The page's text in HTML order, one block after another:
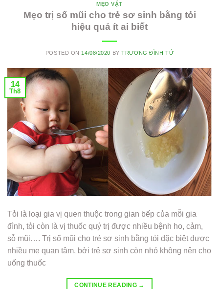
MẸO VẶT
Mẹo trị sổ mũi cho trẻ sơ sinh bằng tỏi
hiệu quả ít ai biết
POSTED ON 14/08/2020 BYTRƯƠNG ĐÌNH TỨ
14
Th8
Tỏi là loại gia vị quen thuộc trong gian bếp của mỗi gia
đình, tỏi còn là vị thuốc quý trị được nhiều bệnh ho, cảm,
sỗ mũi…. Trị sổ mũi cho trẻ sơ sinh bằng tỏi đặc biệt được
nhiều mẹ quan tâm, bởi trẻ sơ sinh còn nhỏ không nên cho
uống thuốc
CONTINUE READING →